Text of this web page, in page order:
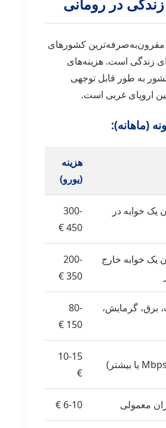
مقرون‌به‌صرفه‌ترین کشورهای
زندگی است. هزینه‌های
به طور قابل توجهی
اروپای غربی است.
(ماهانه):
هزینه
(یورو)
یک خوابه در
300-
450 €
یک خوابه خارج
200-
350 €
برق، گرمایش،
80-
150 €
10-15
€
معمولی 6-10 €